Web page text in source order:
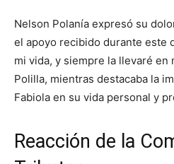
Nelson Polanía expresó su
el apoyo recibido durante este
mi vida, y siempre la llevaré en
Polilla, mientras destacaba la
Fabiola en su vida personal y
Reacción de la